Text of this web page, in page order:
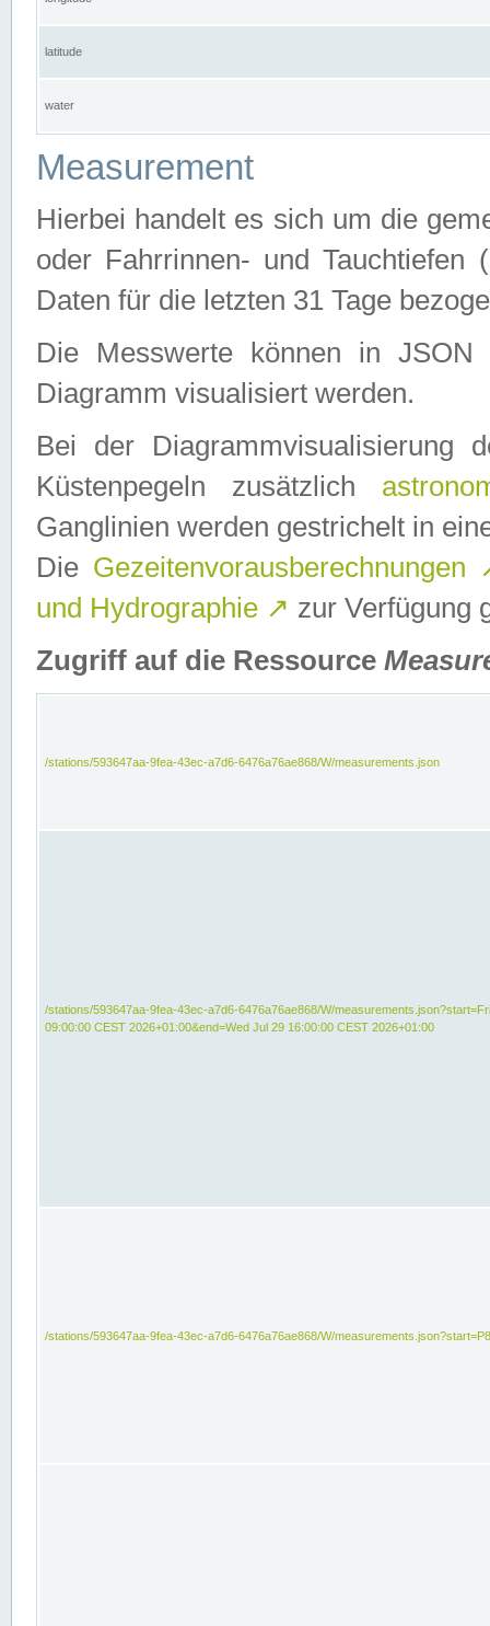
latitude
water
Measurement
Hierbei handelt es sich um die
oder Fahrrinnen- und Tauchtiefen
Daten für die letzten 31 Tage
Die Messwerte können in
Diagramm visualisiert werden.
Bei der Diagrammvisualisierung
Küstenpegeln zusätzlich
Ganglinien werden gestrichelt in
Die Gezeitenvorausberechnungen
und Hydrographie ↗ zur Verfügung
Zugriff auf die Ressource
/stations/593647aa-9fea-43ec-a7d6-6476a76ae868/W/measurements.json
/stations/593647aa-9fea-43ec-a7d6-6476a76ae868/W/
09:00:00 CEST 2026+01:00&end=Wed Jul 29 16:00:00 CEST 2026+01:00
/stations/593647aa-9fea-43ec-a7d6-6476a76ae868/W/